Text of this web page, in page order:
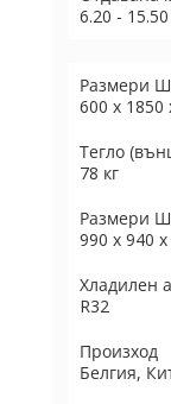
6.20 -
Размери
600 x 1850
Тегло
78 кг
Размери
990 x 940
Хладилен
R32
Произход
Белгия,